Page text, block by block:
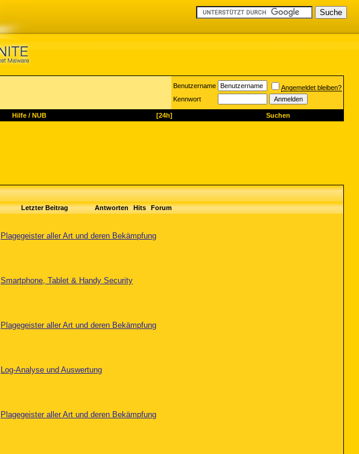
Benutzername
Angemeldet bleiben?
Kennwort
Hilfe/ NUB [24h] Suchen
Letzter Beitrag Antworten Hits Forum
Plagegeister aller Art und deren Bekämpfung
Smartphone, Tablet & Handy Security
Plagegeister aller Art und deren Bekämpfung
Log-Analyse und Auswertung
Plagegeister aller Art und deren Bekämpfung